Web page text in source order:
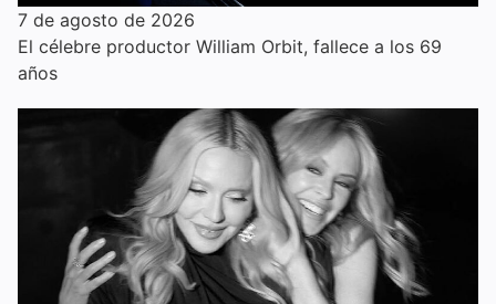
7 de agosto de 2026
El célebre productor William Orbit, fallece a los 69
años